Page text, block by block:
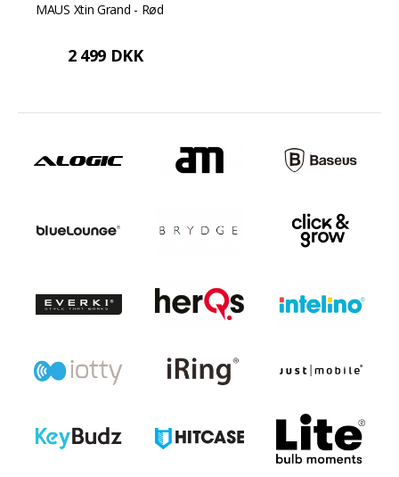
MAUS Xtin Grand - Rød
2 499 DKK